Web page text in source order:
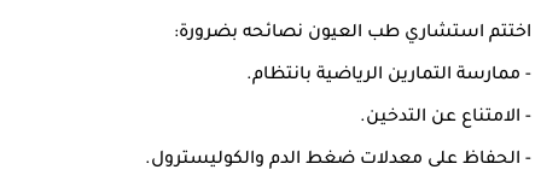
اختتم استشاري طب العيون نصائحه بضرورة:
- ممارسة التمارين الرياضية بانتظام.
- الامتناع عن التدخين.
- الحفاظ على معدلات ضغط الدم والكوليسترول.